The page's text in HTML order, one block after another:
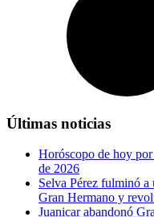
Últimas noticias
Horóscopo de hoy
de 2026
Selva Pérez fulminó a
Gran Hermano y
Juanicar abandonó